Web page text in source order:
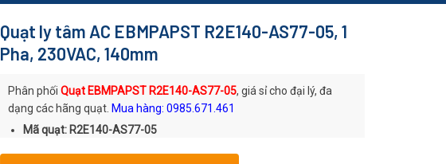
Quạt ly tâm AC EBMPAPST R2E140-AS77-05, 1
Pha, 230VAC, 140mm
Phân phốiQuạt EBMPAPST R2E140-AS77-05, giá sỉ cho đại lý, đa
dạng các hãng quạt. Mua hàng: 0985.671.461
Mã quạt: R2E140-AS77-05
Thương hiệu: Quạt DC EBMPAPST